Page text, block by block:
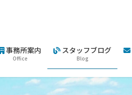
事務所案内
Office
スタッフブログ
Blog